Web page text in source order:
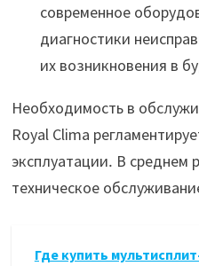
современное
диагностики
их возникновения в
Необходимость в
Royal Clima
эксплуатации․ В среднем
техническое
Где купить